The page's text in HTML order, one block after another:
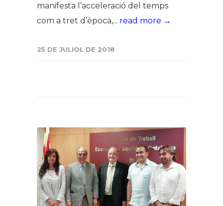
manifesta l’acceleració del temps
com a tret d’època,... read more →
25 DE JULIOL DE 2018